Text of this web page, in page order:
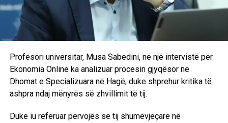
Profesori universitar, Musa Sabedini, në një intervistë për
Ekonomia Online ka analizuar procesin gjyqësor në
Dhomat e Specializuara në Hagë, duke shprehur kritika të
ashpra ndaj mënyrës së zhvillimit të tij.
Duke iu referuar përvojës së tij shumëvjeçare në